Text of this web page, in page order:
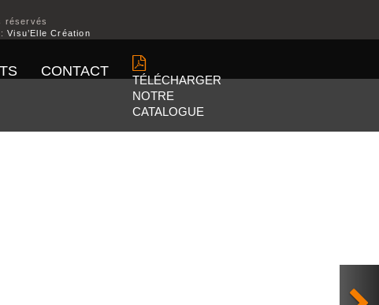
CONTACT
TÉLÉCHARGER
NOTRE
CATALOGUE
réservés
:Visu’Elle Création